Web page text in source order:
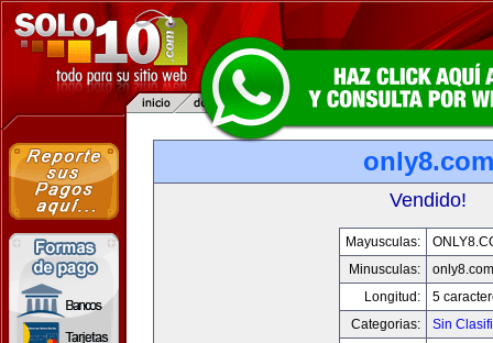
only8.com
Vendido!
Mayusculas:
Minusculas:
only8.com
Longitud:
5
Categorias:
Sin